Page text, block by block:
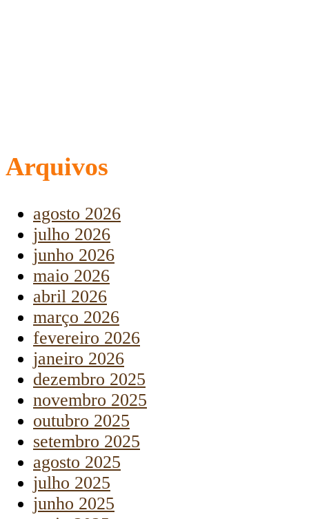
Arquivos
agosto 2026
julho 2026
junho 2026
maio 2026
abril 2026
março 2026
fevereiro 2026
janeiro 2026
dezembro 2025
novembro 2025
outubro 2025
setembro 2025
agosto 2025
julho 2025
junho 2025